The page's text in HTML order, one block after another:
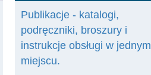
Publikacje - katalogi,
podręczniki, broszury i
instrukcje obsługi w jednym
miejscu.